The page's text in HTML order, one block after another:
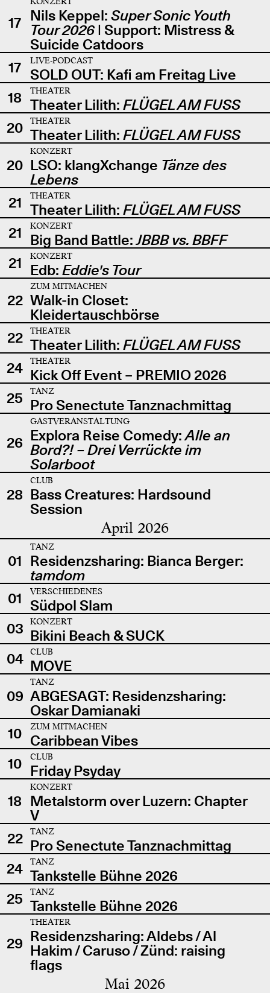
17 Nils Keppel: Super Sonic Youth
Tour 2026| Support: Mistress &
Suicide Catdoors
17
LIVE-PODCAST
SOLD OUT: Kafi am Freitag Live
18
THEATER
Theater Lilith: FLÜGEL AM FUSS
20
THEATER
Theater Lilith: FLÜGEL AM FUSS
20
KONZERT
LSO: klangXchange Tänze des
Lebens
21
THEATER
Theater Lilith: FLÜGEL AM FUSS
21
KONZERT
Big Band Battle:JBBB vs. BBFF
21
KONZERT
Edb: Eddie's Tour
22
ZUM MITMACHEN
Walk-in Closet:
Kleidertauschbörse
22
THEATER
Theater Lilith: FLÜGEL AM FUSS
24
THEATER
Kick Off Event – PREMIO 2026
25
TANZ
Pro Senectute Tanznachmittag
26
GASTVERANSTALTUNG
Explora Reise Comedy:Alle an
Bord?! – Drei Verrückte im
Solarboot
28
CLUB
Bass Creatures: Hardsound
Session
April 2026
01
TANZ
Residenzsharing: Bianca Berger:
tamdom
01
VERSCHIEDENES
Südpol Slam
03
KONZERT
Bikini Beach & SUCK
04
CLUB
MOVE
09
TANZ
ABGESAGT: Residenzsharing:
Oskar Damianaki
10
ZUM MITMACHEN
Caribbean Vibes
10
CLUB
Friday Psyday
18
KONZERT
Metalstorm over Luzern: Chapter
V
22
TANZ
Pro Senectute Tanznachmittag
24
TANZ
Tankstelle Bühne 2026
25
TANZ
Tankstelle Bühne 2026
29
THEATER
Residenzsharing: Aldebs / Al
Hakim / Caruso / Zünd: raising
flags
Mai 2026